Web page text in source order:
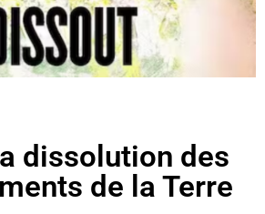
dissolution des
de la Terre